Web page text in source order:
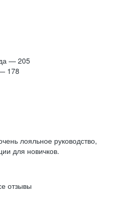
— 205
178
лояльное руководство,
для новичков.
отзывы